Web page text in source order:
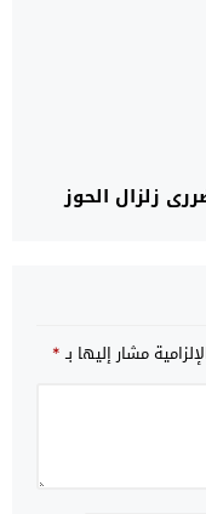
زلزال الحوز
مشار إليها بـ*